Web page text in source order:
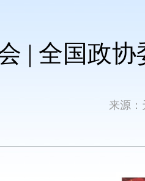
| 全国政
来源